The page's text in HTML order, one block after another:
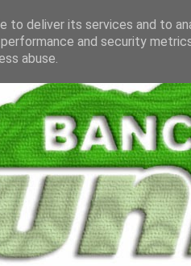
to deliver its services and to
and security
abuse.